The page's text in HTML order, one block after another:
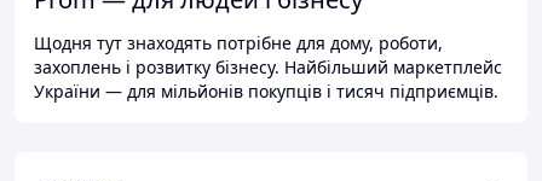
Щодня тут знаходять потрібне для дому, роботи,
захоплень і розвитку бізнесу. Найбільший маркетплейс
України — для мільйонів покупців і тисяч підприємців.